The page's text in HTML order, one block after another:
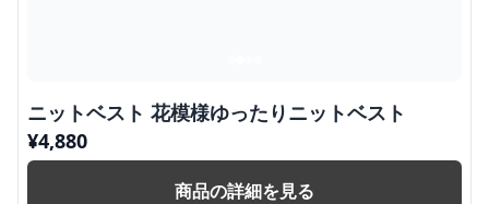
ニットベスト 花模様ゆったりニットベスト
¥4,880
商品の詳細を見る